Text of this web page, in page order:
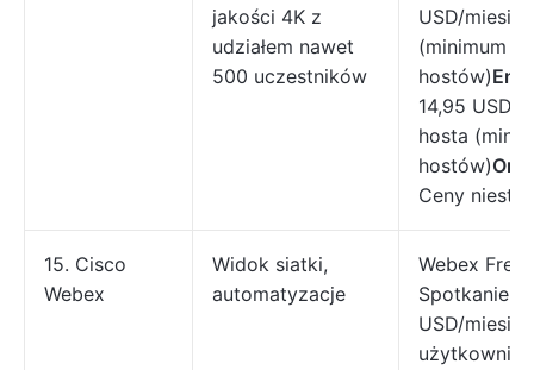
jakości 4K z
udziałem nawet
500 uczestników
USD/
(minimum 10
hostów)
14,95 USD/
hosta
hostów)
Ceny
15. Cisco
Webex
Widok siatki,
automatyzacje
Webex
Spotkanie:
USD/